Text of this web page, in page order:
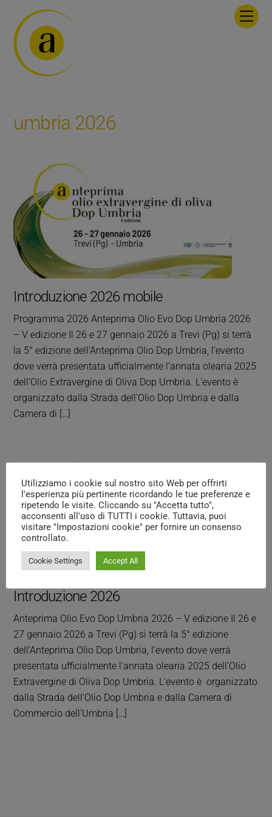
content
umbria 2026
Introduzione 2026 mobile
Programma 2026 Anteprima Olio Evo Dop Umbria 2026
– V edizione Il 26 e 27 gennaio 2026 a Trevi (Pg) si terrà
la 5° edizione dell’Anteprima Olio Dop Umbria, l’evento
dove verrà presentata ufficialmente l’annata olearia 2025
dell’Olio Extravergine di Oliva Dop Umbria. L’evento è
organizzato dalla Strada dell’Olio Dop Umbria e dalla
Camera di […]
Introduzione 2026
Anteprima Olio Evo Dop Umbria 2026 – V edizione Il 26 e
27 gennaio 2026 a Trevi (Pg) si terrà la 5° edizione
dell’Anteprima Olio Dop Umbria, l’evento dove verrà
presentata ufficialmente l’annata olearia 2025 dell’Olio
Extravergine di Oliva Dop Umbria. L’evento è organizzato
dalla Strada dell’Olio Dop Umbria e dalla Camera di
Commercio dell’Umbria […]
Utilizziamo i cookie sul nostro sito Web per offrirti
l'esperienza più pertinente ricordando le tue preferenze e
ripetendo le visite. Cliccando su "Accetta tutto",
acconsenti all'uso di TUTTI i cookie. Tuttavia, puoi
visitare "Impostazioni cookie" per fornire un consenso
controllato.
Cookie Settings Accept All